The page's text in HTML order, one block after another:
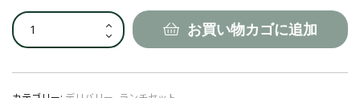
【ラ
ン
野
菜
お買い物カゴに追加